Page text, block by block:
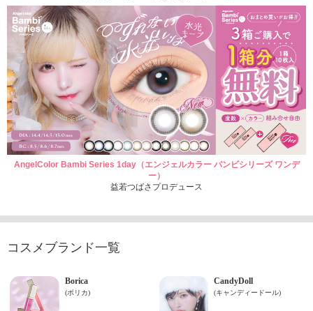
AngelColor Bambi Series 1day（エンジェルカラー バンビシリーズ ワンデ
ー）
益若つばさプロデュース
コスメブランド一覧